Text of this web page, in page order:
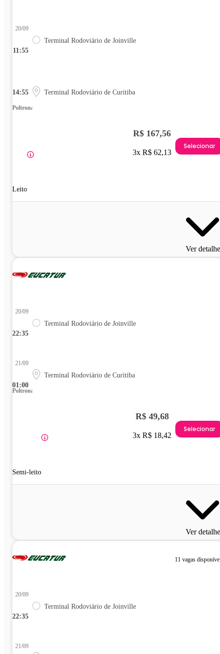
11:55
20/09
Terminal Rodoviário de Joinville
14:55 Terminal Rodoviário de Curitiba
Poltrona
Leito
R$ 167,56
3x R$ 62,13
Selecionar
Ver
22:35
20/09
Terminal Rodoviário de Joinville
01:00
21/09
Terminal Rodoviário de Curitiba
Poltrona
Semi-leito
R$ 49,68
3x R$ 18,42
Selecionar
Ver
11 vagas
22:35
20/09
Terminal Rodoviário de Joinville
21/09